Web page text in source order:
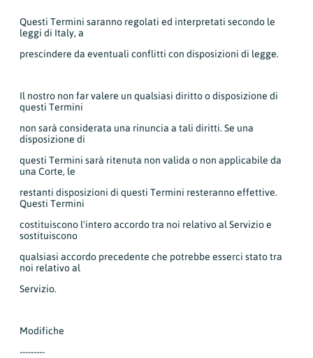
Questi Termini saranno regolati ed interpretati secondo le
leggi di Italy, a
prescindere da eventuali conflitti con disposizioni di legge.
Il nostro non far valere un qualsiasi diritto o disposizione di
questi Termini
non sarà considerata una rinuncia a tali diritti. Se una
disposizione di
questi Termini sarà ritenuta non valida o non applicabile da
una Corte, le
restanti disposizioni di questi Termini resteranno effettive.
Questi Termini
costituiscono l'intero accordo tra noi relativo al Servizio e
sostituiscono
qualsiasi accordo precedente che potrebbe esserci stato tra
noi relativo al
Servizio.
Modifiche
---------